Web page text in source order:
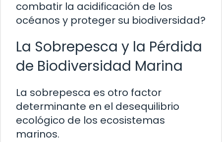
combatir la acidificación de los
océanos y proteger su biodiversidad?
La Sobrepesca y la Pérdida
de Biodiversidad Marina
La sobrepesca es otro factor
determinante en el desequilibrio
ecológico de los ecosistemas
marinos.